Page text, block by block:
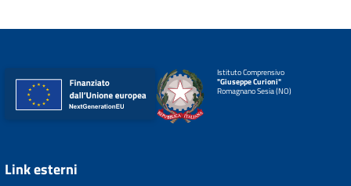
Istituto Comprensivo
"Giuseppe Curioni"
Romagnano Sesia (NO)
Link esterni